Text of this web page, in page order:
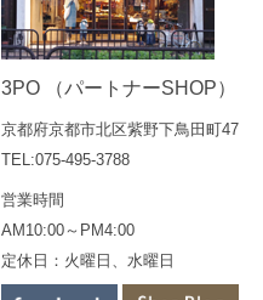
3PO （パートナーSHOP）
京都府京都市北区紫野下鳥田町47
TEL:075-495-3788
営業時間
AM10:00～PM4:00
定休日：火曜日、水曜日